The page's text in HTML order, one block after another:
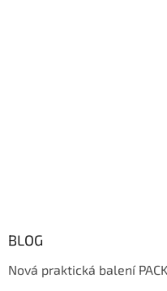
BLOG
Nová praktická balení